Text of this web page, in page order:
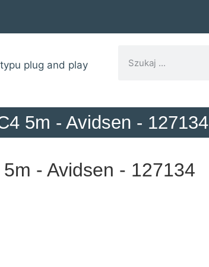
plug and play
5m - Avidsen - 127134
- Avidsen - 127134